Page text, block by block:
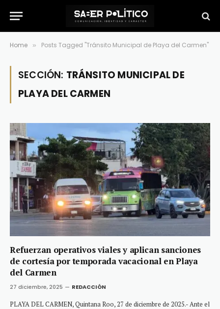
Home » Posts Tagged "Tránsito Municipal de Playa del Carmen"
SECCIÓN: TRÁNSITO MUNICIPAL DE
PLAYA DEL CARMEN
Refuerzan operativos viales y aplican sanciones
de cortesía por temporada vacacional en Playa
del Carmen
27 diciembre, 2025 REDACCIÓN
PLAYA DEL CARMEN, Quintana Roo, 27 de diciembre de 2025.- Ante el